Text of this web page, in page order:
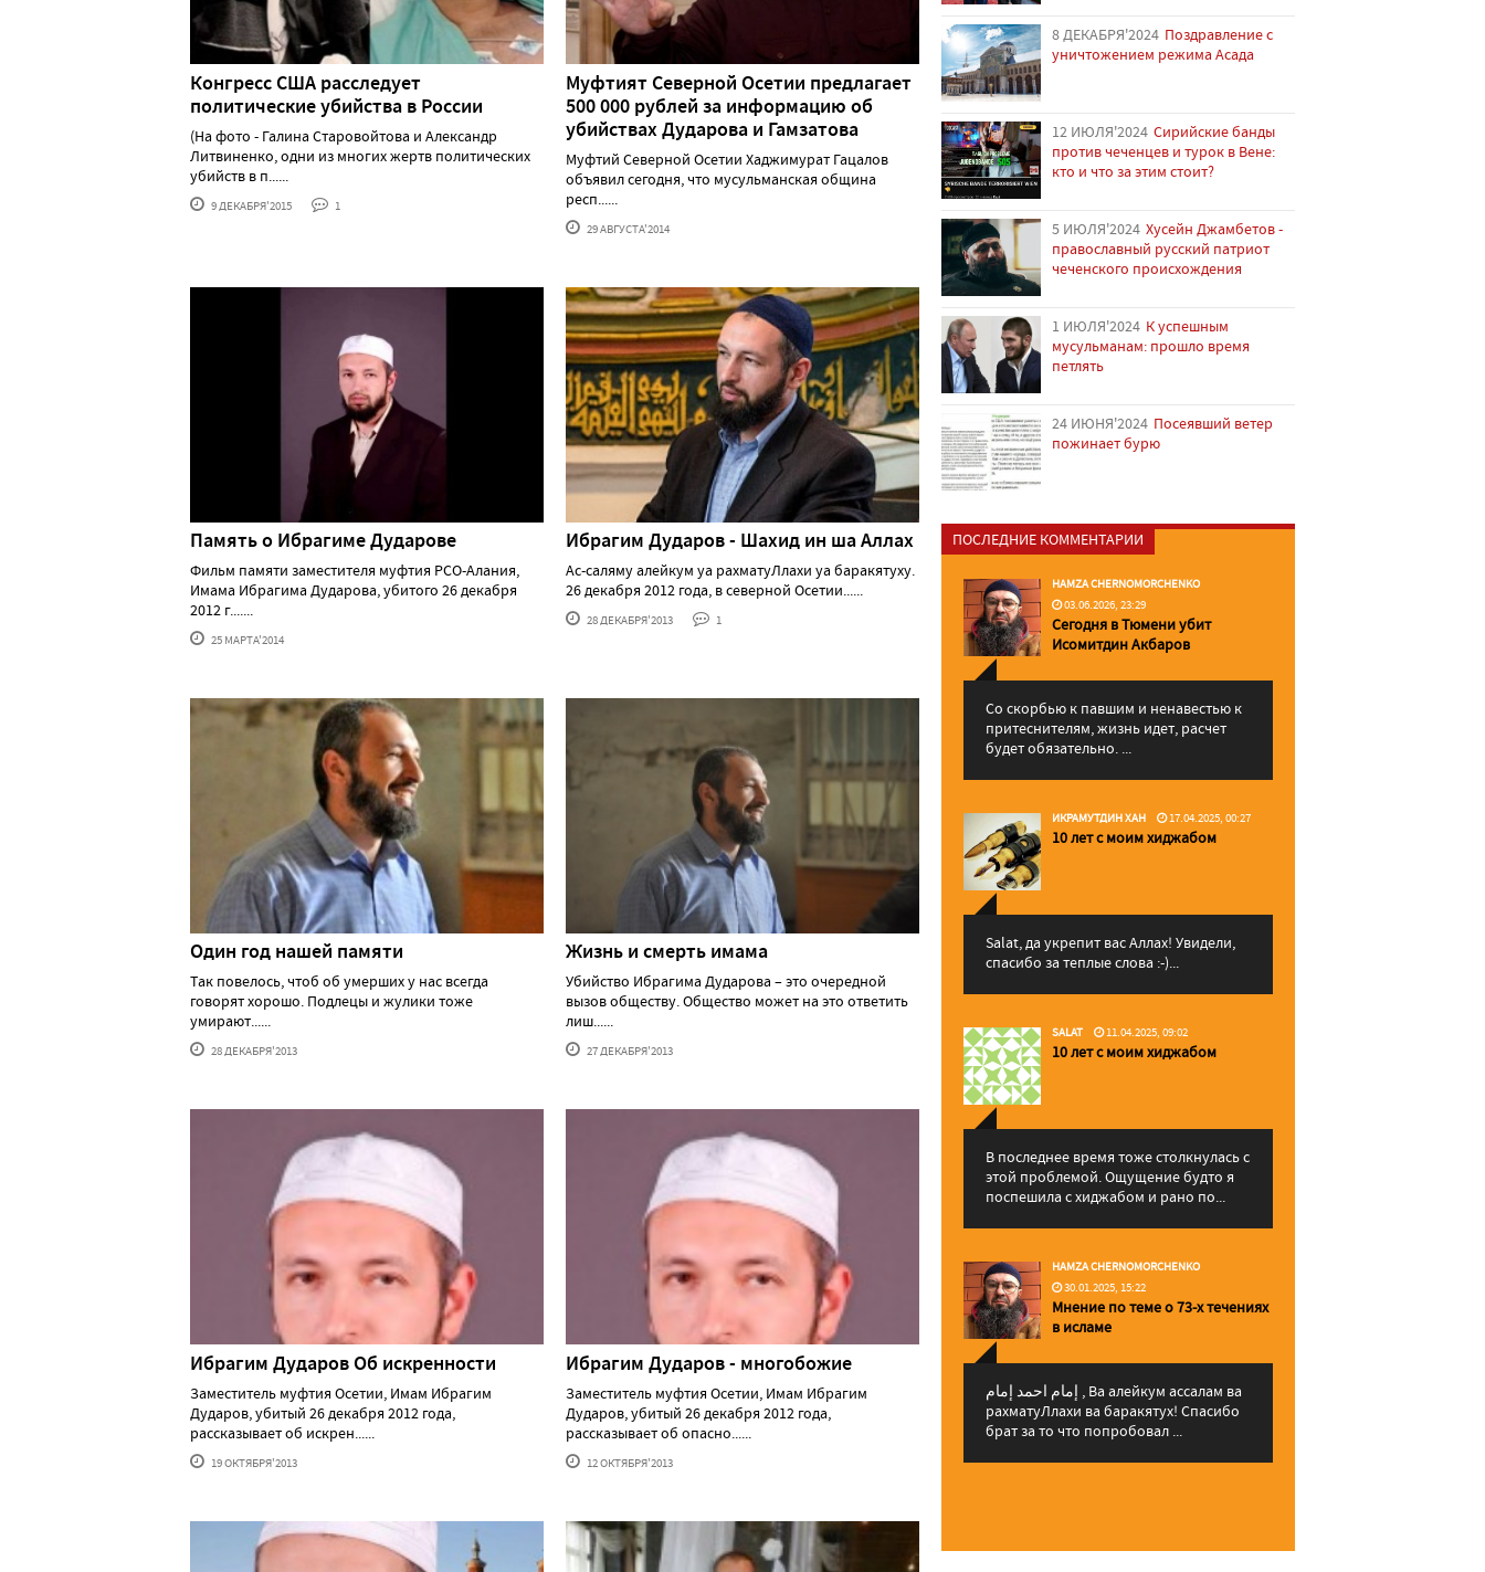
Конгресс США расследует
политические убийства в России
(На фото - Галина Старовойтова и Александр
Литвиненко, одни из многих жертв политических
убийств в п......
9 ДЕКАБРЯ'2015 1
Муфтият Северной Осетии предлагает
500 000 рублей за информацию об
убийствах Дударова и Гамзатова
Муфтий Северной Осетии Хаджимурат Гацалов
объявил сегодня, что мусульманская община
респ......
29 АВГУСТА'2014
Память о Ибрагиме Дударове
Фильм памяти заместителя муфтия РСО-Алания,
Имама Ибрагима Дударова, убитого 26 декабря
2012 г.......
25 МАРТА'2014
Ибрагим Дударов - Шахид ин ша Аллах
Ас-саляму алейкум уа рахматуЛлахи уа баракятуху.
26 декабря 2012 года, в северной Осетии......
28 ДЕКАБРЯ'2013 1
Один год нашей памяти
Так повелось, чтоб об умерших у нас всегда
говорят хорошо. Подлецы и жулики тоже
умирают......
28 ДЕКАБРЯ'2013
Жизнь и смерть имама
Убийство Ибрагима Дударова – это очередной
вызов обществу. Общество может на это ответить
лиш......
27 ДЕКАБРЯ'2013
Ибрагим Дударов Об искренности
Заместитель муфтия Осетии, Имам Ибрагим
Дударов, убитый 26 декабря 2012 года,
рассказывает об искрен......
19 ОКТЯБРЯ'2013
Ибрагим Дударов - многобожие
Заместитель муфтия Осетии, Имам Ибрагим
Дударов, убитый 26 декабря 2012 года,
рассказывает об опасно......
12 ОКТЯБРЯ'2013
8 ДЕКАБРЯ'2024 Поздравление с
уничтожением режима Асада
12 ИЮЛЯ'2024 Сирийские банды
против чеченцев и турок в Вене:
кто и что за этим стоит?
5 ИЮЛЯ'2024 Хусейн Джамбетов -
православный русский патриот
чеченского происхождения
1 ИЮЛЯ'2024 К успешным
мусульманам: прошло время
петлять
24 ИЮНЯ'2024 Посеявший ветер
пожинает бурю
ПОСЛЕДНИЕ КОММЕНТАРИИ
HAMZA CHERNOMORCHENKO
03.06.2026, 23:29
Сегодня в Тюмени убит
Исомитдин Акбаров
Со скорбью к павшим и ненавестью к
притеснителям, жизнь идет, расчет
будет обязательно. ...
ИКРАМУТДИН ХАН 17.04.2025, 00:27
10 лет с моим хиджабом
Salat, да укрепит вас Аллаx! Увидели,
спасибо за теплые слова :-)...
SALAT 11.04.2025, 09:02
10 лет с моим хиджабом
В последнее время тоже столкнулась с
этой проблемой. Ощущение будто я
поспешила с хиджабом и рано по...
HAMZA CHERNOMORCHENKO
30.01.2025, 15:22
Мнение по теме о 73-х течениях
в исламе
إمام احمد إمام , Ва алейкум ассалам ва
рахматуЛлахи ва баракятух! Спасибо
брат за то что попробовал ...